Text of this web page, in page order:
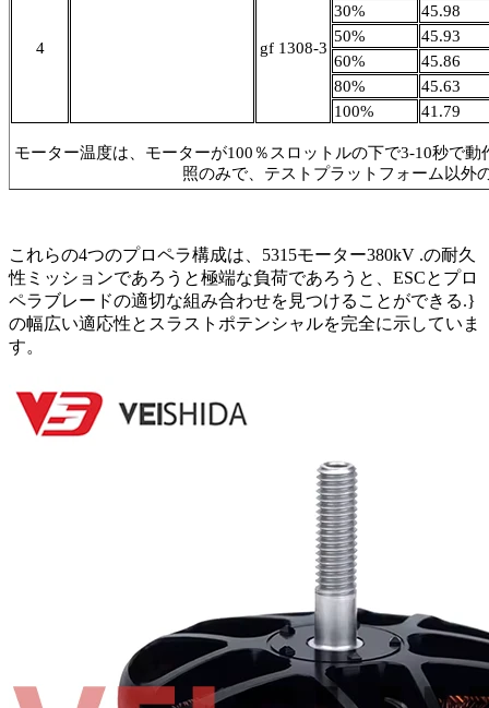
4 gf 1308-3
30%
45.98
50%
45.93
60%
45.86
80%
45.63
100%
41.79
モーター温度は、モーターが100％スロットルの下で3-10秒で
照のみで、テストプラットフォーム以外
これらの4つのプロペラ構成は、5315モーター380kV .の耐久
性ミッションであろうと極端な負荷であろうと、ESCとプロ
ペラブレードの適切な組み合わせを見つけることができる.}
の幅広い適応性とスラストポテンシャルを完全に示していま
す。